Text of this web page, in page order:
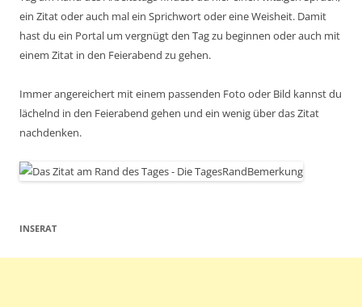
ein Zitat oder auch mal ein Sprichwort oder eine Weisheit. Damit
hast du ein Portal um vergnügt den Tag zu beginnen oder auch mit
einem Zitat in den Feierabend zu gehen.
Immer angereichert mit einem passenden Foto oder Bild kannst du
lächelnd in den Feierabend gehen und ein wenig über das Zitat
nachdenken.
INSERAT